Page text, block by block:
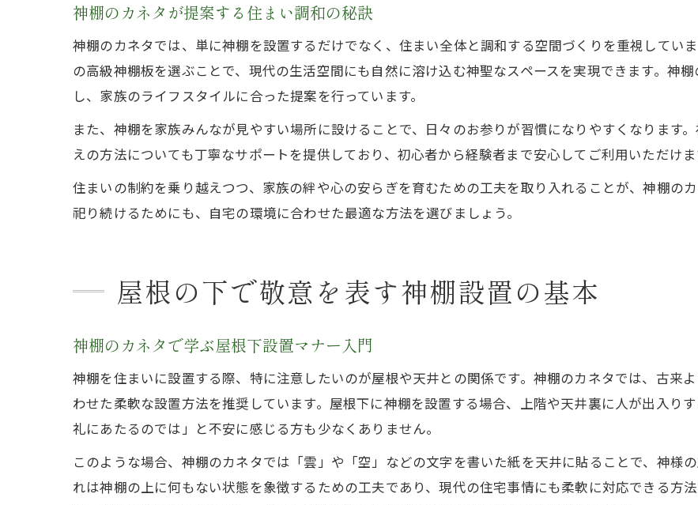
神棚のカネタが提案する住まい調和の秘訣
神棚のカネタでは、単に神棚を設置するだけでなく、住まい全体と調和する空間づくりを重視してい
の高級神棚板を選ぶことで、現代の生活空間にも自然に溶け込む神聖なスペースを実現できます。神
し、家族のライフスタイルに合った提案を行っています。
また、神棚を家族みんなが見やすい場所に設けることで、日々のお参りが習慣になりやすくなります
えの方法についても丁寧なサポートを提供しており、初心者から経験者まで安心してご利用いただけま
住まいの制約を乗り越えつつ、家族の絆や心の安らぎを育むための工夫を取り入れることが、神棚の
祀り続けるためにも、自宅の環境に合わせた最適な方法を選びましょう。
屋根の下で敬意を表す神棚設置の基本
神棚のカネタで学ぶ屋根下設置マナー入門
神棚を住まいに設置する際、特に注意したいのが屋根や天井との関係です。神棚のカネタでは、古来
わせた柔軟な設置方法を推奨しています。屋根下に神棚を設置する場合、上階や天井裏に人が出入り
礼にあたるのでは」と不安に感じる方も少なくありません。
このような場合、神棚のカネタでは「雲」や「空」などの文字を書いた紙を天井に貼ることで、神様
れは神棚の上に何もない状態を象徴するための工夫であり、現代の住宅事情にも柔軟に対応できる方